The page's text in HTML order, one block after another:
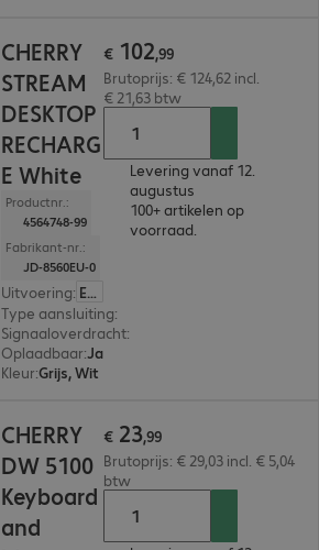
CHERRY
STREAM
DESKTOP
RECHARG
E White
Productnr.:
4564748-99
Fabrikant-nr.:
JD-8560EU-0
Uitvoering: Europa (Engels)
Type aansluiting:
Signaaloverdracht:
Oplaadbaar:Ja
Kleur:Grijs, Wit
€ 102,99
Brutoprijs: € 124,62 incl.
€ 21,63 btw
Levering vanaf 12.
augustus
100+ artikelen op
voorraad.
CHERRY
DW 5100
Keyboard
and
€ 23,99
Brutoprijs: € 29,03 incl. € 5,04
btw